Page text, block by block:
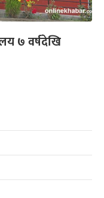
७ वर्षदेखि